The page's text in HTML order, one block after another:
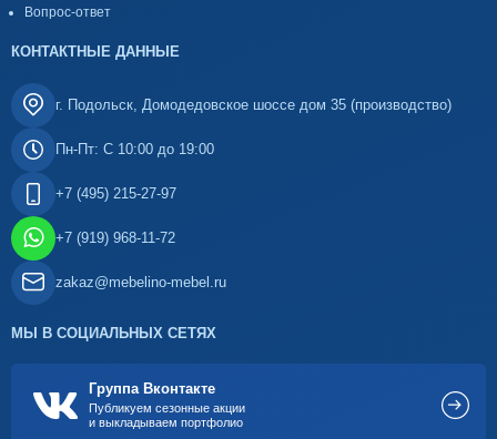
Вопрос-ответ
КОНТАКТНЫЕ ДАННЫЕ
г. Подольск, Домодедовское шоссе дом 35 (производство)
Пн-Пт: С 10:00 до 19:00
+7 (495) 215-27-97
+7 (919) 968-11-72
zakaz@mebelino-mebel.ru
МЫ В СОЦИАЛЬНЫХ СЕТЯХ
Группа Вконтакте
Публикуем сезонные акции
и выкладываем портфолио